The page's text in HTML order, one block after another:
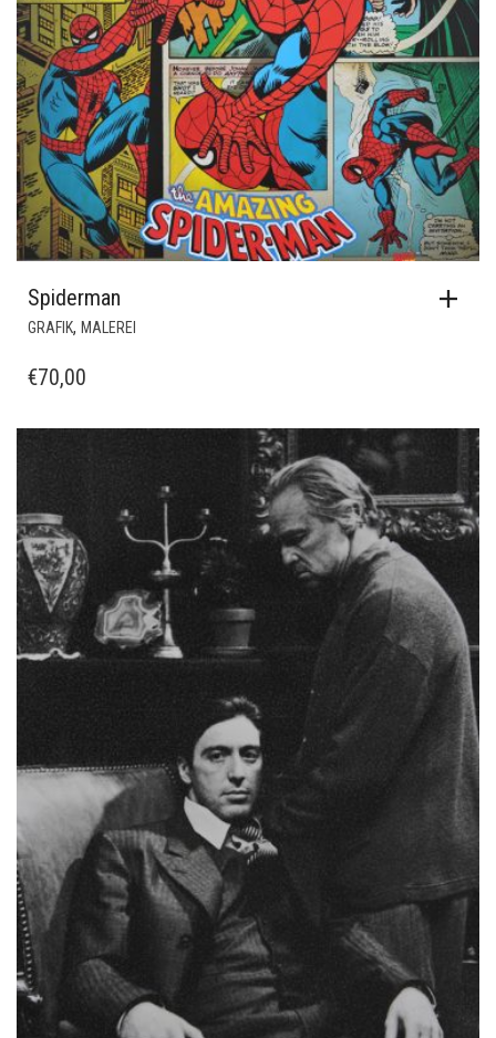
Spiderman
GRAFIK, MALEREI
€70,00